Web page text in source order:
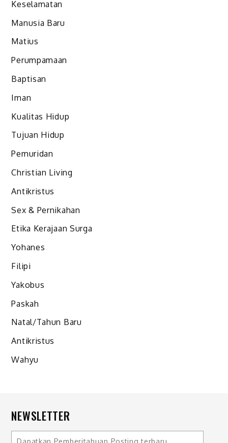
Keselamatan
Manusia Baru
Matius
Perumpamaan
Baptisan
Iman
Kualitas Hidup
Tujuan Hidup
Pemuridan
Christian Living
Antikristus
Sex & Pernikahan
Etika Kerajaan Surga
Yohanes
Filipi
Yakobus
Paskah
Natal/Tahun Baru
Antikristus
Wahyu
NEWSLETTER